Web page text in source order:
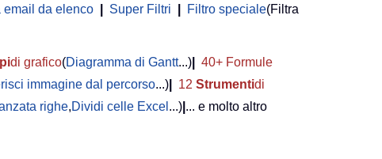
email da elenco Super Filtri Filtro speciale(Filtra
di grafico(Diagramma di Gantt...)
40+ Formule
immagine dal percorso...) 12 Strumentidi
righe,Dividi celle Excel ...) ... e molto altro